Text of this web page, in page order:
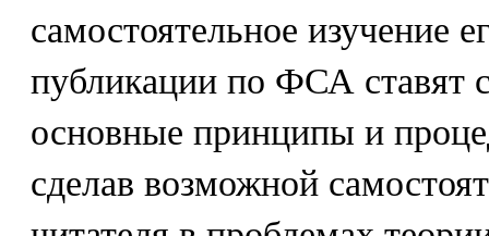
самостоятельное изучение
публикации по ФСА ставят
основные принципы и
сделав возможной